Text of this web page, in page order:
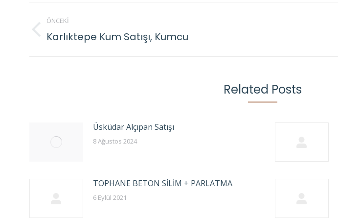
Post
navigation
ÖNCEKI
Previous
Karlıktepe Kum Satışı, Kumcu
Related Posts
Üsküdar Alçıpan Satışı
8 Ağustos 2024
TOPHANE BETON SİLİM + PARLATMA
6 Eylül 2021